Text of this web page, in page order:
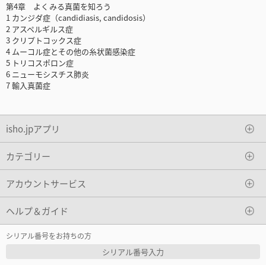
第4章 よくみる真菌を知ろう
1 カンジダ症（candidiasis, candidosis）
2 アスペルギルス症
3 クリプトコックス症
4 ムーコル症とその他の糸状菌感染症
5 トリコスポロン症
6 ニューモシスチス肺炎
7 輸入真菌症
isho.jpアプリ
カテゴリー
アカウントサービス
ヘルプ＆ガイド
シリアル番号をお持ちの方
シリアル番号入力